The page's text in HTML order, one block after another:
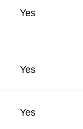
Yes
Yes
Yes